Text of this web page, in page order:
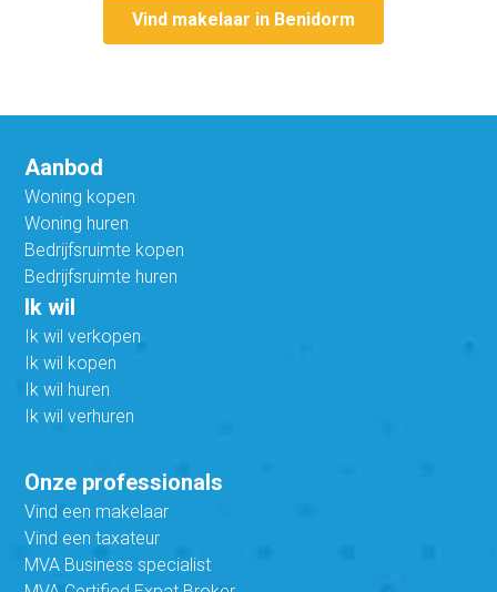
Vind makelaar in Benidorm
Aanbod
Woning kopen
Woning huren
Bedrijfsruimte kopen
Bedrijfsruimte huren
Ik wil
Ik wil verkopen
Ik wil kopen
Ik wil huren
Ik wil verhuren
Onze professionals
Vind een makelaar
Vind een taxateur
MVA Business specialist